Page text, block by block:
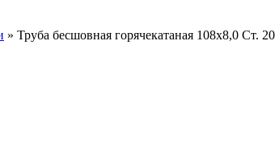
» Труба бесшовная горячекатаная 108х8,0 Ст.